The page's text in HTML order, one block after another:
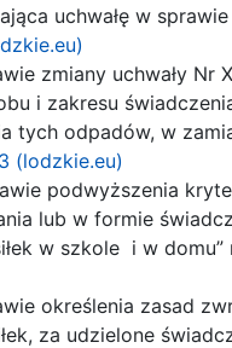
uchwałę w
zmiany uchwały Nr
i zakresu
odpadów, w
(lodzkie.eu)
podwyższenia
lub w formie
w szkole i w domu”
określenia zasad
za udzielone